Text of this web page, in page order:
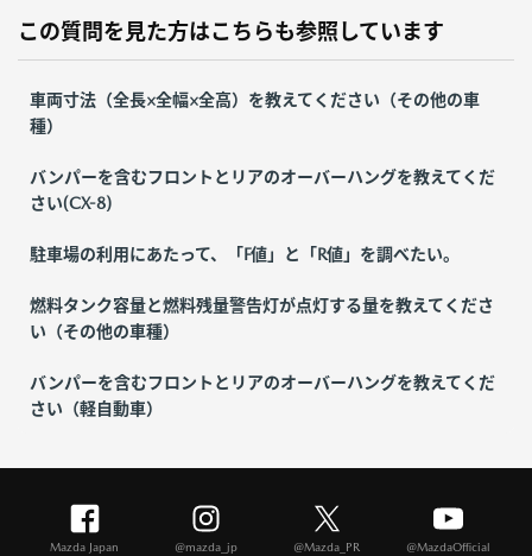
この質問を見た方はこちらも参照しています
車両寸法（全長×全幅×全高）を教えてください（その他の車
種）
バンパーを含むフロントとリアのオーバーハングを教えてくだ
さい(CX-8)
駐車場の利用にあたって、「F値」と「R値」を調べたい。
燃料タンク容量と燃料残量警告灯が点灯する量を教えてくださ
い（その他の車種）
バンパーを含むフロントとリアのオーバーハングを教えてくだ
さい（軽自動車）
Mazda Japan @mazda_jp @Mazda_PR @MazdaOfficial